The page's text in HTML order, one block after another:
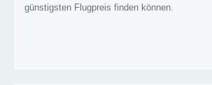
günstigsten Flugpreis finden können.